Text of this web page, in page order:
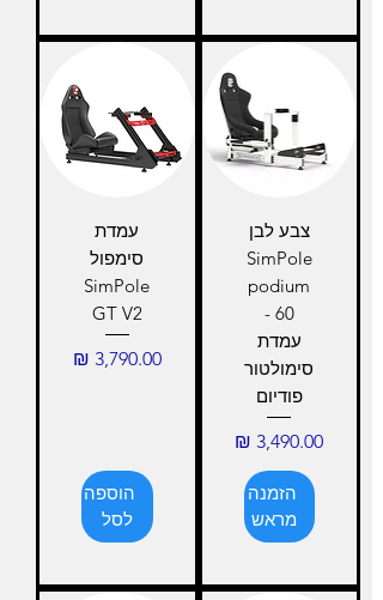
צבע לבן
SimPole
podium
60 -
עמדת
סימולטור
פודיום
מחיר
הזמנה
מראש
עמדת
סימפול
SimPole
GT V2
מחיר‏3,790.00 ‏₪
הוספה
לסל